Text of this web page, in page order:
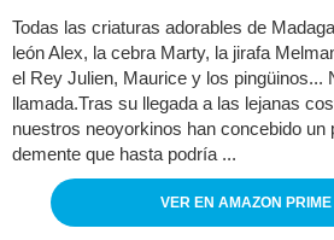
Todas las criaturas adorables de
león Alex, la cebra Marty, la jirafa
el Rey Julien, Maurice y los pingüinos...
llamada.Tras su llegada a las lejanas
nuestros neoyorkinos han concebido un
demente que hasta podría ...
VER EN AMAZON PRIME